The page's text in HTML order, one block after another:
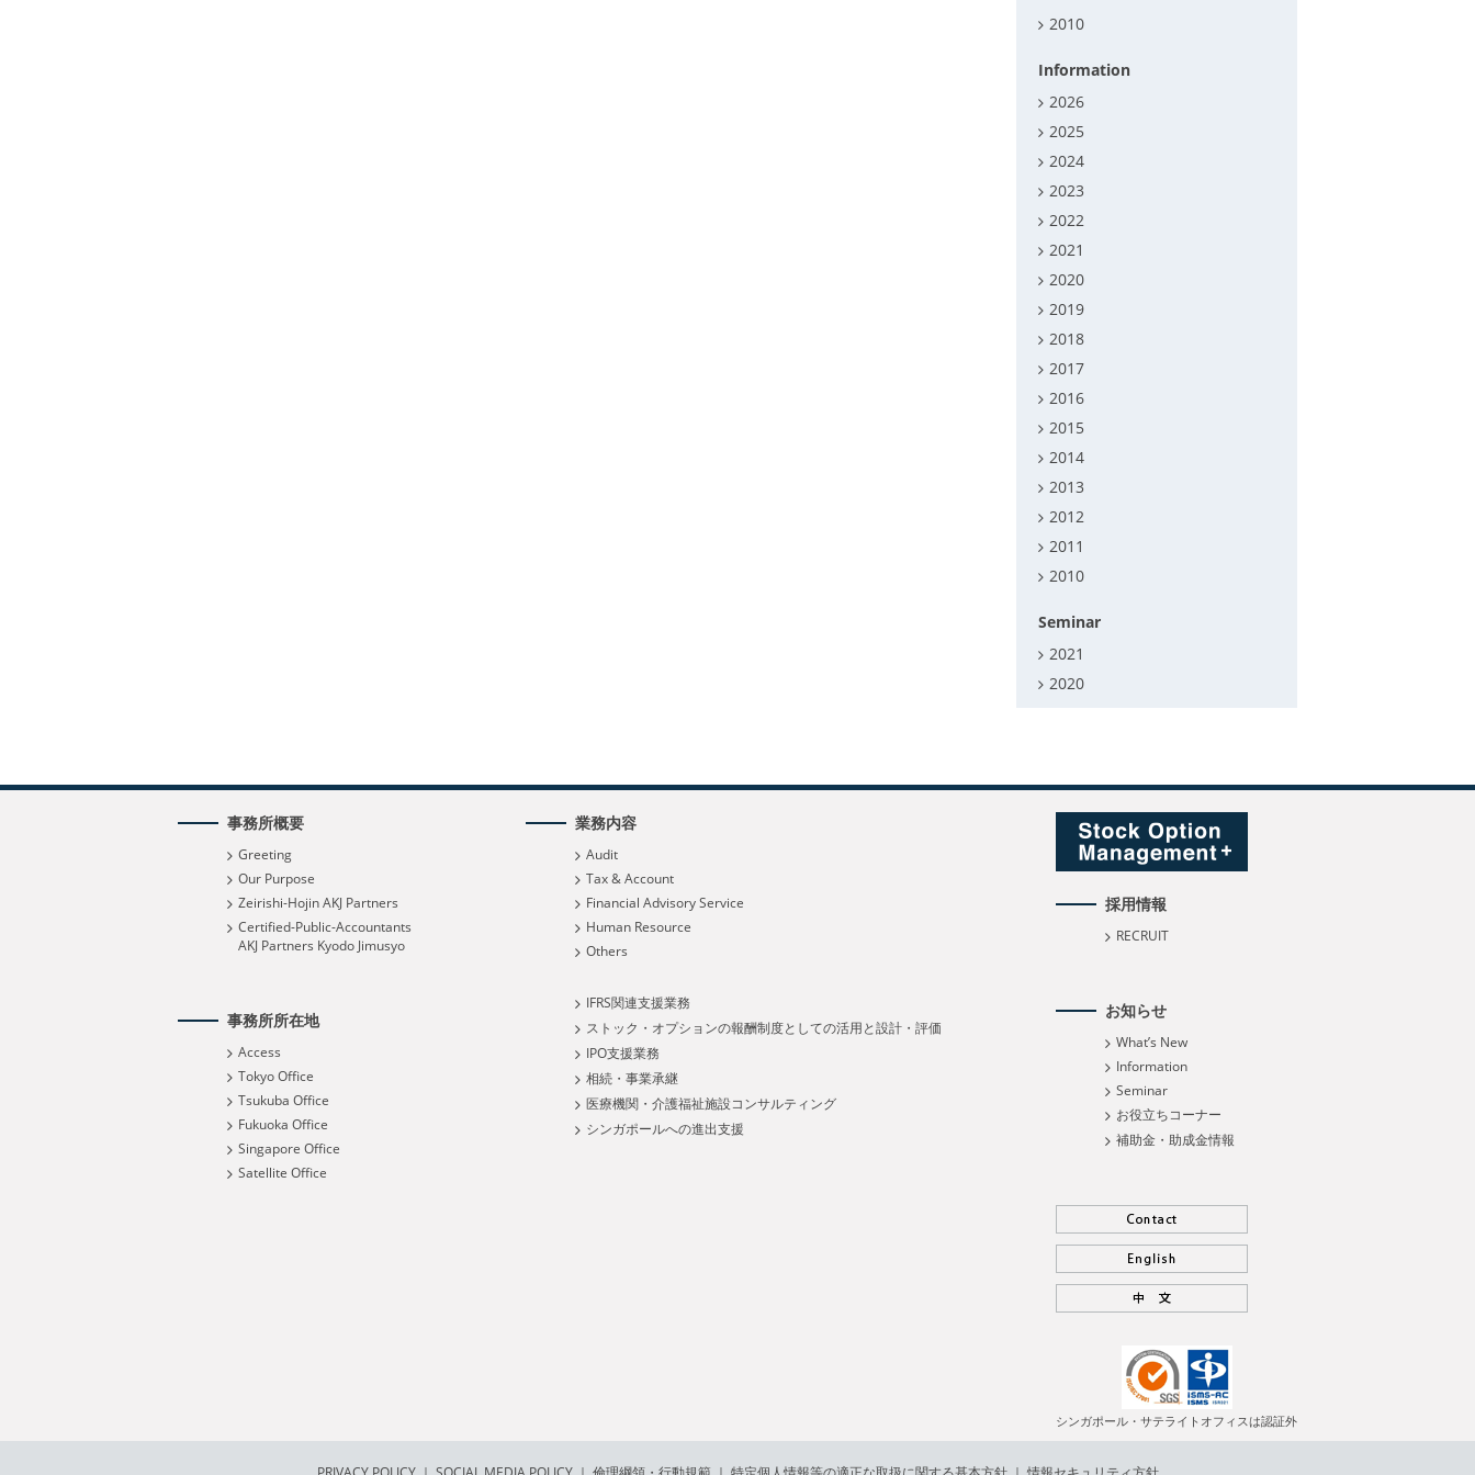
2010
Information
2026
2025
2024
2023
2022
2021
2020
2019
2018
2017
2016
2015
2014
2013
2012
2011
2010
Seminar
2021
2020
事務所概要
Greeting
Our Purpose
Zeirishi-Hojin AKJ Partners
Certified-Public-Accountants
AKJ Partners Kyodo Jimusyo
事務所所在地
Access
Tokyo Office
Tsukuba Office
Fukuoka Office
Singapore Office
Satellite Office
業務内容
Audit
Tax & Account
Financial Advisory Service
Human Resource
Others
IFRS関連支援業務
ストック・オプションの報酬制度としての活用と設計・評価
IPO支援業務
相続・事業承継
医療機関・介護福祉施設コンサルティング
シンガポールへの進出支援
採用情報
RECRUIT
お知らせ
What’s New
Information
Seminar
お役立ちコーナー
補助金・助成金情報
シンガポール・サテライトオフィスは認証外